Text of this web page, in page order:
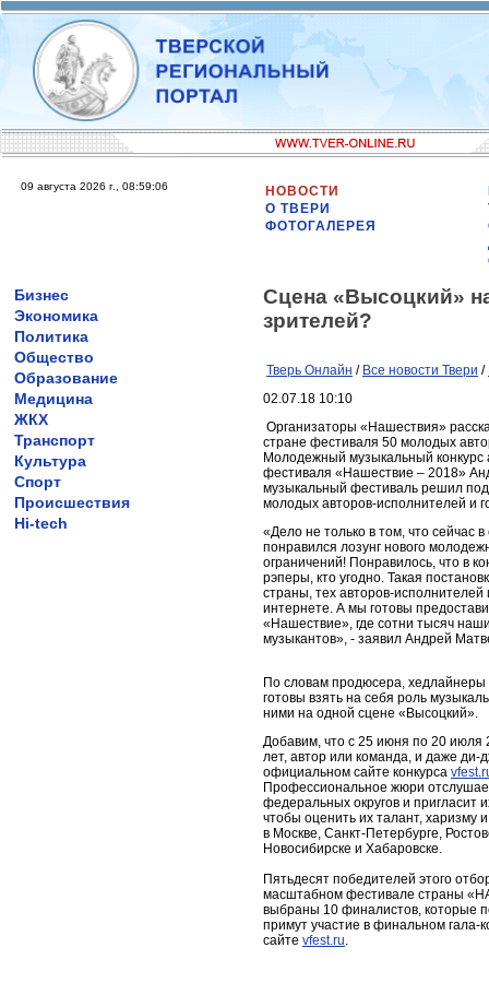
09 августа 2026 г., 08:59:06
НОВОСТИ
О ТВЕРИ
ФОТОГАЛЕРЕЯ
Бизнес
Экономика
Политика
Общество
Образование
Медицина
ЖКХ
Транспорт
Культура
Спорт
Происшествия
Hi-tech
Сцена «Высоцкий»
зрителей?
Тверь Онлайн / Все новости Твери /
02.07.18 10:10
Организаторы «Нашествия»
стране фестиваля 50 молодых
Молодежный музыкальный
фестиваля «Нашествие – 2018»
музыкальный фестиваль решил
молодых авторов-исполнителей и
«Дело не только в том, что сейчас
понравился лозунг нового
ограничений! Понравилось, что в
рэперы, кто угодно. Такая
страны, тех авторов-
интернете. А мы готовы
«Нашествие», где сотни тысяч
музыкантов», - заявил Андрей
По словам продюсера,
готовы взять на себя роль
ними на одной сцене «Высоцкий».
Добавим, что с 25 июня по 20 июля
лет, автор или команда, и даже ди-
официальном сайте конкурса
Профессиональное жюри
федеральных округов и пригласит
чтобы оценить их талант, харизму
в Москве, Санкт-Петербурге,
Новосибирске и Хабаровске.
Пятьдесят победителей этого
масштабном фестивале страны
выбраны 10 финалистов, которые
примут участие в финальном гала-
сайте vfest.ru.